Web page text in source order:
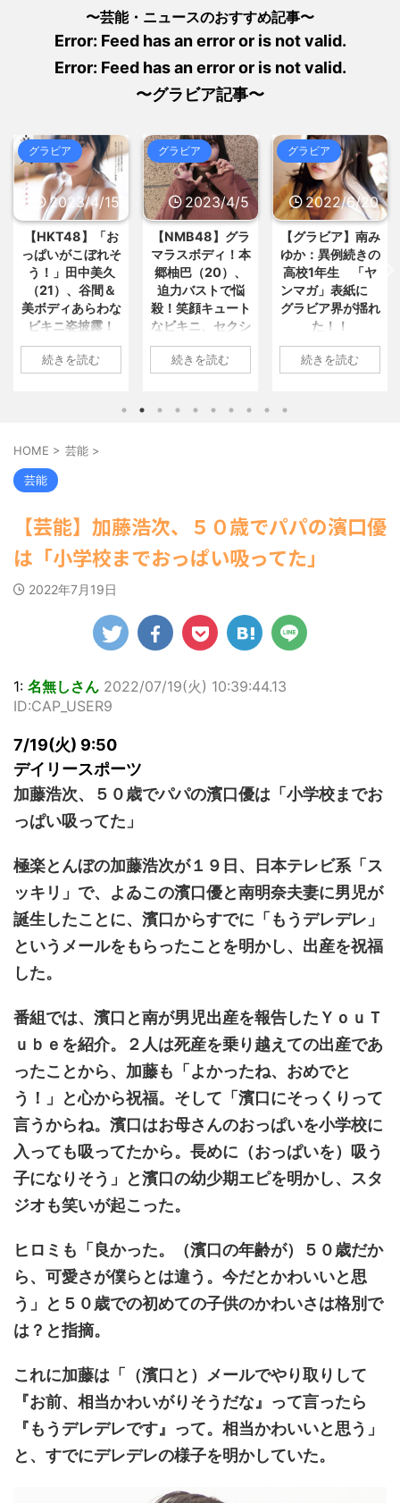
【鳴潮】Animester「リンネー」
フィギュア【原型公開】 / ワロタあん
NEW! (8/7 20:58)
すぎる♡♡♡♡♡♡♡♡♡ / おまとめ
【画像あり】弊社の女性社員、胸
【愕然】妻「夫から知らないシャ
ンプーの匂いがする！変な店に行... /
おまとめ : おすすめ (8/7 18:23)
【画像】赤ちゃんを遺棄して逮捕
の女さん(23)、公表された美... / おま
とめ : おすすめ
(8/7 18:23)
【画像】家入レオさん、想像以上
にヤバいことになってる…多分想... /
おまとめ : おすすめ
(8/7 17:21)
【信長の野望・新生】米問屋をど
ういう時にどこに建てるのかわか... /
気になるニュースまとめアンテナ
安倍国葬たったの2.5億円に批判
してる奴らって幾らならOKな... / 気に
【悲報】乃木中３０ｔｈヒット祈
めアンテナ
(8/29 00:00)
い食べ方。そして雪美と食べる... / 気
になるニュースまとめアンテナ
【速報】スプラトゥーン公式、謝
罪 / 気になるニュースまとめアンテナ
(8/28 23:50)
RSS
ドイツ式の制度、「バカを振い落... /
いーあんてな(#ﾟｗﾟ)
21:00)
る窮地に突入、「ようやく反撃の... /
21:00)
5chまとめMAP(総合) NEW!
(8/7
20:33)
【仰天】「選挙公約です
が、、、?」高市総理、減税に難色を
示し... / 5chまとめMAP(総合) NEW!
(8/7 20:15)
【国際】中国製ルーター20機種で
情報盗むためのバックドア見つ... /
5chまとめMAP(総合) NEW! (8/7
19:21)
接客業してると「本物のクズ」に
出会えるよな / 5chまとめMAP(総
合)
NEW! (8/7 19:07)
【水戸地検】覚醒剤密輸容疑のカ
ンボジア人を不起訴処分 / 5chまとめ
MAP(総合)
(8/7 18:17)
ゅーすなう！ まとめアンテナ
すなう！ まとめアンテナ (7/30
22:16)
勇気を出して白人美女にチン凸し
たアジア人短小男♂、爆笑されて... /
海外「日本よ、お前がナンバーワ
ンだ」 熊本地震直後の日本の対... / に
ゅーすなう！ まとめアンテナ
Powered by livedoor 相互
〜芸能・ニュースのおすすめ記事〜
Error: Feed has an error or is not valid.
Error: Feed has an error or is not valid.
〜グラビア記事〜
グラビア
2023/4/15
【HKT48】「お
っぱいがこぼれそ
う！」田中美久
（21）、谷間＆
美ボディあらわな
ビキニ姿披露！
「えっちいすぎ
る」絶賛の声殺到
HKT48の田中美久
さんは4月8日、自
身のInstagramを更
があらわになった
ビキニ姿を披露し
ました。 「素敵
ーで綺麗」 田中さ
絵文字と共に、自
身の写真2枚を公開
いビキニを着用し
台の上に横たわ
り、大人っぽい表
す。 あらわになっ
た胸元や引き締ま
った腹筋など、美
しいボディがとて
もセクシーです
ね。 2枚目はモノ
続きを読む
グラビア
2023/4/5
【NMB48】グラ
マラスボディ！本
郷柚巴（20）、
迫力バストで悩
殺！笑顔キュート
なビキニ、セクシ
ーニット、ランジ
ェリー姿披露
2023/04/01(土)
イト『ヤングアニ
マルWeb』のグラ
ビアに初登場し
中の本郷。 今回、
サイトには15カッ
際立つタイトなセ
ー姿のカットなど
da ...
続きを読む
グラビア
2022/6/20
【グラビア】南み
ゆか：異例続きの
高校1年生 「ヤ
ンマガ」表紙に
グラビア界が揺れ
た！！
1: 名無しさん
2022/06/20(月)
「OS☆K」の南み
ゆかさんが、6月
20日発売のマンガ
に登場した。 南さ
んは2005年10月10
紙を飾ったことが
紹介され、水着姿
続きを読む
HOME > 芸能 >
芸能
【芸能】加藤浩次、５０歳でパパの濱口優
は「小学校までおっぱい吸ってた」
2022年7月19日
1: 名無しさん 2022/07/19(火) 10:39:44.13
ID:CAP_USER9
7/19(火) 9:50
デイリースポーツ
加藤浩次、５０歳でパパの濱口優は「小学校までお
っぱい吸ってた」
極楽とんぼの加藤浩次が１９日、日本テレビ系「ス
ッキリ」で、よゐこの濱口優と南明奈夫妻に男児が
誕生したことに、濱口からすでに「もうデレデレ」
というメールをもらったことを明かし、出産を祝福
した。
番組では、濱口と南が男児出産を報告したＹｏｕＴ
ｕｂｅを紹介。２人は死産を乗り越えての出産であ
ったことから、加藤も「よかったね、おめでと
う！」と心から祝福。そして「濱口にそっくりって
言うからね。濱口はお母さんのおっぱいを小学校に
入っても吸ってたから。長めに（おっぱいを）吸う
子になりそう」と濱口の幼少期エピを明かし、スタ
ジオも笑いが起こった。
ヒロミも「良かった。（濱口の年齢が）５０歳だか
ら、可愛さが僕らとは違う。今だとかわいいと思
う」と５０歳での初めての子供のかわいさは格別で
は？と指摘。
これに加藤は「（濱口と）メールでやり取りして
『お前、相当かわいがりそうだな』って言ったら
『もうデレデレです』って。相当かわいいと思う」
と、すでにデレデレの様子を明かしていた。